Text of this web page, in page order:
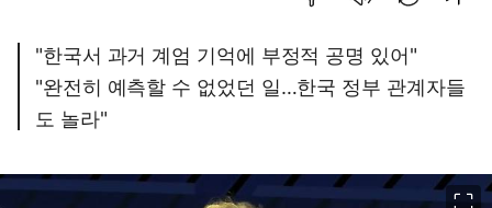
"한국서 과거 계엄 기억에 부정적 공명 있어"
"완전히 예측할 수 없었던 일…한국 정부 관계자들
도 놀라"